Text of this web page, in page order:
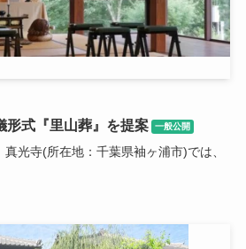
式『里山葬』を提案 一般公開
寺(所在地：千葉県袖ヶ浦市)では、